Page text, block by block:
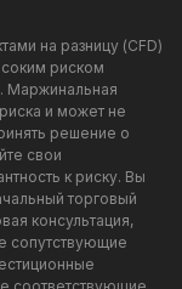
на разницу (CFD)
риском
Маржинальная
и может не
решение о
свои
к риску. Вы
торговый
консультация,
сопутствующие